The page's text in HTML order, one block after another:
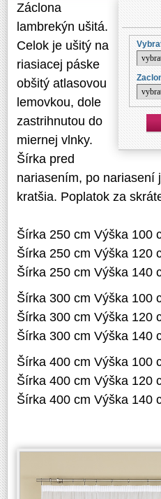
Do košíka
Záclona
lambrekýn ušitá.
Celok je ušitý na
riasiacej páske
obšitý atlasovou
lemovkou, dole
zastrihnutou do
miernej vlnky.
Šírka pred
nariasením, po nariasení
kratšia. Poplatok za
Šírka 250 cm Výška 100
Šírka 250 cm Výška 120
Šírka 250 cm Výška 140
Šírka 300 cm Výška 100
Šírka 300 cm Výška 120
Šírka 300 cm Výška 140
Šírka 400 cm Výška 100
Šírka 400 cm Výška 120
Šírka 400 cm Výška 140